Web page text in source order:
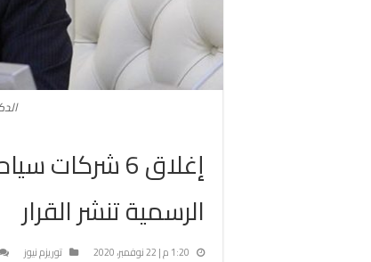
إغلاق 6
الرسمية تنشر القرار
1:20 م | 22 نوفمبر، 2020 توريزم نيوز